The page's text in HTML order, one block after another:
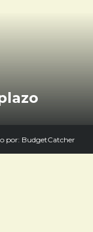
por: BudgetCatcher